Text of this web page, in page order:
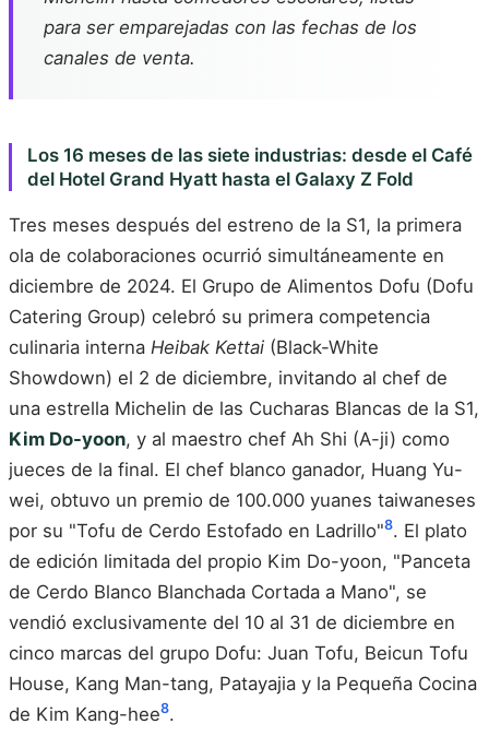
para ser emparejadas con las fechas de los
canales de venta.
Los 16 meses de las siete industrias: desde el Café
del Hotel Grand Hyatt hasta el Galaxy Z Fold
Tres meses después del estreno de la S1, la primera
ola de colaboraciones ocurrió simultáneamente en
diciembre de 2024. El Grupo de Alimentos Dofu (Dofu
Catering Group) celebró su primera competencia
culinaria interna Heibak Kettai (Black-White
Showdown) el 2 de diciembre, invitando al chef de
una estrella Michelin de las Cucharas Blancas de la S1,
Kim Do-yoon, y al maestro chef Ah Shi (A-ji) como
jueces de la final. El chef blanco ganador, Huang Yu-
wei, obtuvo un premio de 100.000 yuanes taiwaneses
por su "Tofu de Cerdo Estofado en Ladrillo"8. El plato
de edición limitada del propio Kim Do-yoon, "Panceta
de Cerdo Blanco Blanchada Cortada a Mano", se
vendió exclusivamente del 10 al 31 de diciembre en
cinco marcas del grupo Dofu: Juan Tofu, Beicun Tofu
House, Kang Man-tang, Patayajia y la Pequeña Cocina
de Kim Kang-hee8.